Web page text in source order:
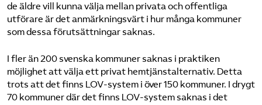
de äldre vill kunna välja mellan privata och offentliga
utförare är det anmärkningsvärt i hur många kommuner
som dessa förutsättningar saknas.
I fler än 200 svenska kommuner saknas i praktiken
möjlighet att välja ett privat hemtjänstalternativ. Detta
trots att det finns LOV-system i över 150 kommuner. I drygt
70 kommuner där det finns LOV-system saknas i det